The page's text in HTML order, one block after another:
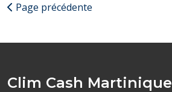
Page précédente
Clim Cash Martinique